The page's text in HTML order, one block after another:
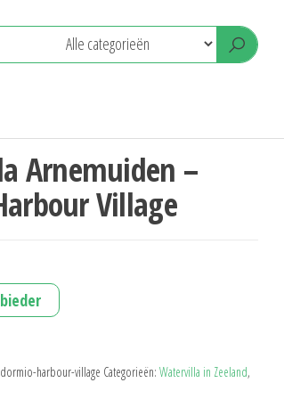
Arnemuiden –
Village
harbour-village Categorieën: Watervilla in Zeeland,